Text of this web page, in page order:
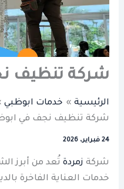
شركة تنظيف
الرئيسية
خدمات ابوظبي
شركة تنظيف نجف في
24 فبراير، 2026
شركة زمردة تُعد من أبرز
خدمات العناية الفاخرة